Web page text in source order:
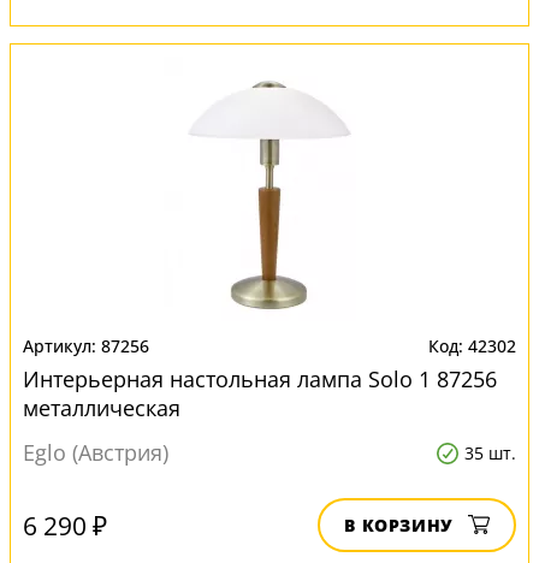
87256 42302
Интерьерная настольная лампа Solo 1 87256
металлическая
Eglo (Австрия)
35 шт.
6 290 ₽ В КОРЗИНУ